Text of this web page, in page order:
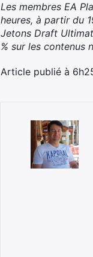
Les membres EA
heures, à partir du
Jetons Draft
% sur les contenus
Article publié à